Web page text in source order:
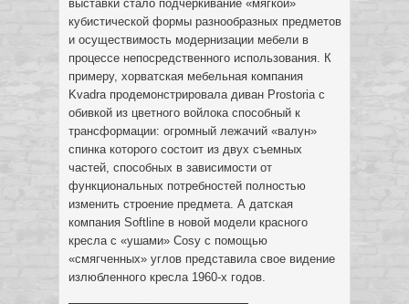
выставки стало подчеркивание «мягкой»
кубистической формы разнообразных предметов
и осуществимость модернизации мебели в
процессе непосредственного использования. К
примеру, хорватская мебельная компания
Kvadra продемонстрировала диван Prostoria с
обивкой из цветного войлока способный к
трансформации: огромный лежачий «валун»
спинка которого состоит из двух съемных
частей, способных в зависимости от
функциональных потребностей полностью
изменить строение предмета. А датская
компания Softline в новой модели красного
кресла с «ушами» Cosy с помощью
«смягченных» углов представила свое видение
излюбленного кресла 1960-х годов.